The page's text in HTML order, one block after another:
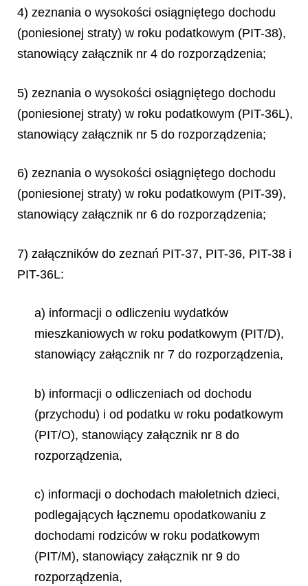
4) zeznania o wysokości osiągniętego dochodu
(poniesionej straty) w roku podatkowym (PIT-38),
stanowiący załącznik nr 4 do rozporządzenia;
5) zeznania o wysokości osiągniętego dochodu
(poniesionej straty) w roku podatkowym (PIT-36L),
stanowiący załącznik nr 5 do rozporządzenia;
6) zeznania o wysokości osiągniętego dochodu
(poniesionej straty) w roku podatkowym (PIT-39),
stanowiący załącznik nr 6 do rozporządzenia;
7) załączników do zeznań PIT-37, PIT-36, PIT-38 i
PIT-36L:
a) informacji o odliczeniu wydatków
mieszkaniowych w roku podatkowym (PIT/D),
stanowiący załącznik nr 7 do rozporządzenia,
b) informacji o odliczeniach od dochodu
(przychodu) i od podatku w roku podatkowym
(PIT/O), stanowiący załącznik nr 8 do
rozporządzenia,
c) informacji o dochodach małoletnich dzieci,
podlegających łącznemu opodatkowaniu z
dochodami rodziców w roku podatkowym
(PIT/M), stanowiący załącznik nr 9 do
rozporządzenia,